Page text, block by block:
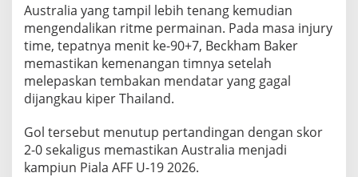
Australia yang tampil lebih tenang kemudian
mengendalikan ritme permainan. Pada masa injury
time, tepatnya menit ke-90+7, Beckham Baker
memastikan kemenangan timnya setelah
melepaskan tembakan mendatar yang gagal
dijangkau kiper Thailand.
Gol tersebut menutup pertandingan dengan skor
2-0 sekaligus memastikan Australia menjadi
kampiun Piala AFF U-19 2026.